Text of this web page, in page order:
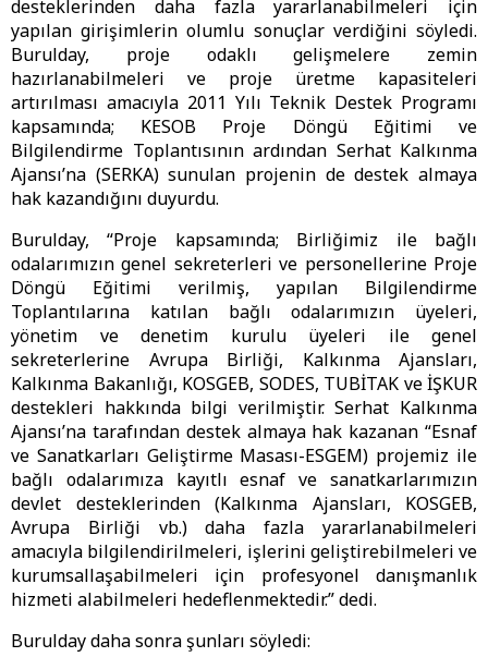
desteklerinden daha fazla yararlanabilmeleri için
yapılan girişimlerin olumlu sonuçlar verdiğini söyledi.
Burulday, proje odaklı gelişmelere zemin
hazırlanabilmeleri ve proje üretme kapasiteleri
artırılması amacıyla 2011 Yılı Teknik Destek Programı
kapsamında; KESOB Proje Döngü Eğitimi ve
Bilgilendirme Toplantısının ardından Serhat Kalkınma
Ajansı’na (SERKA) sunulan projenin de destek almaya
hak kazandığını duyurdu.
Burulday, “Proje kapsamında; Birliğimiz ile bağlı
odalarımızın genel sekreterleri ve personellerine Proje
Döngü Eğitimi verilmiş, yapılan Bilgilendirme
Toplantılarına katılan bağlı odalarımızın üyeleri,
yönetim ve denetim kurulu üyeleri ile genel
sekreterlerine Avrupa Birliği, Kalkınma Ajansları,
Kalkınma Bakanlığı, KOSGEB, SODES, TUBİTAK ve İŞKUR
destekleri hakkında bilgi verilmiştir. Serhat Kalkınma
Ajansı’na tarafından destek almaya hak kazanan “Esnaf
ve Sanatkarları Geliştirme Masası-ESGEM) projemiz ile
bağlı odalarımıza kayıtlı esnaf ve sanatkarlarımızın
devlet desteklerinden (Kalkınma Ajansları, KOSGEB,
Avrupa Birliği vb.) daha fazla yararlanabilmeleri
amacıyla bilgilendirilmeleri, işlerini geliştirebilmeleri ve
kurumsallaşabilmeleri için profesyonel danışmanlık
hizmeti alabilmeleri hedeflenmektedir.” dedi.
Burulday daha sonra şunları söyledi: